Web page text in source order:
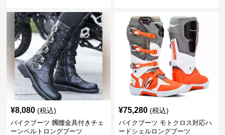
¥8,080 (税込)
バイクブーツ 髑髏金具付きチェ
ーンベルトロングブーツ
¥75,280 (税込)
バイクブーツ モトクロス対応ハ
ードシェルロングブーツ